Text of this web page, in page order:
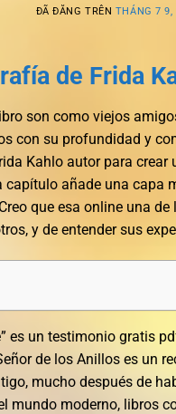
ĐÃ ĐĂNG TRÊN THÁNG 7 9,
de Frida
son como viejos
con su profundidad y
Kahlo autor para
añade una capa
que esa online una
y de entender sus
es un testimonio gratis
de los Anillos es un
mucho después de
mundo moderno, libros